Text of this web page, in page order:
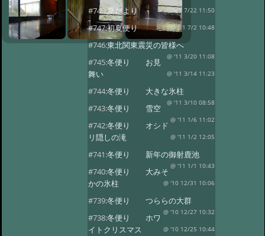
#748:夏だより @ '11 7/22 11:50
#747:初夏便り @ '11 7/2 10:48
#746:東北関東震災の皆様へ
@ '11 3/20 11:08
#745:冬便り お見
舞い
@ '11 3/14 11:23
#744:冬便り 大きな氷柱
@ '11 3/10 08:58
#743:冬便り 雪空
@ '11 1/6 11:02
#742:冬便り オシド
リ隠しの滝
@ '11 1/2 12:05
#741:冬便り 新年の御射鹿池
@ '11 1/1 10:43
#740:冬便り 大みそ
かの氷柱
@ '10 12/31 10:06
#739:冬便り つららの大群
@ '10 12/27 10:32
#738:冬便り ホワ
イトクリスマス
@ '10 12/25 10:44